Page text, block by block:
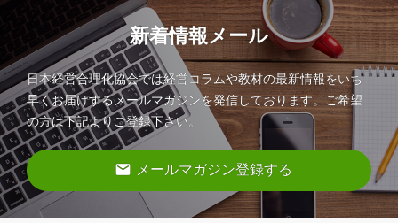
新着情報メール
日本経営合理化協会では経営コラムや教材の最新情報をいち
早くお届けするメールマガジンを発信しております。ご希望
の方は下記よりご登録下さい。
email メールマガジン登録する